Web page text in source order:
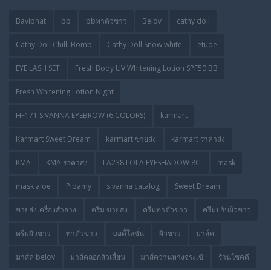
Baviphat bb bbทาตัวขาว Belov cathy doll
Cathy Doll Chilli Bomb Cathy Doll Snow white etude
EYE LASH SET Fresh Body UV Whitening Lotion SPF50 BB
Fresh Whitening Lotion Night
HF171 SIVANNA EYEBROW (6 COLORS) karmart
Karmart Sweet Dream karmart ขายส่ง karmart ราคาส่ง
KMA KMA ราคาส่ง LA238 LOLA EYESHADOW 8C. mask
mask aloe Pibamy sivanna catalog Sweet Dream
ขายส่งเครื่องสำอาง ครีม ขายส่ง ครีมทาตัวขาว ครีมปรับผิวขาว
ครีมผิวขาว ทาตัวขาว บอดี้โลชั่น ผิวขาว มาส์ค
มาส์ค belov มาส์คลอกสิวเสี้ยน มาส์คว่านหางจระเข้ ร้านโชคดี